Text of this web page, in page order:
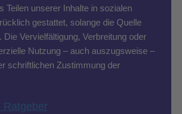
Teilen unserer Inhalte in sozialen
gestattet, solange die Quelle
Die Vervielfältigung, Verbreitung oder
Nutzung – auch auszugsweise –
schriftlichen Zustimmung der